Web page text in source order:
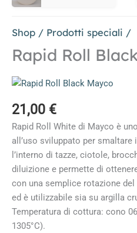
Shop / Prodotti speciali /
Rapid Roll
21,00 €
Rapid Roll White di Mayco è
all’uso sviluppato per
l’interno di tazze, ciotole,
diluizione e permette di
con una semplice rotazione
ed è utilizzabile sia su argilla
Temperatura di cottura: cono
1305°C).